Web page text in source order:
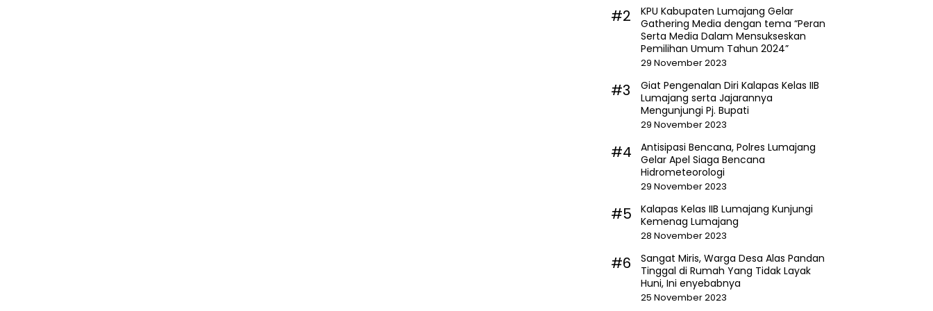
#2
KPU Kabupaten Lumajang Gelar
Gathering Media dengan tema “Peran
Serta Media Dalam Mensukseskan
Pemilihan Umum Tahun 2024”
29 November 2023
#3
Giat Pengenalan Diri Kalapas Kelas IIB
Lumajang serta Jajarannya
Mengunjungi Pj. Bupati
29 November 2023
#4
Antisipasi Bencana, Polres Lumajang
Gelar Apel Siaga Bencana
Hidrometeorologi
29 November 2023
#5
Kalapas Kelas IIB Lumajang Kunjungi
Kemenag Lumajang
28 November 2023
#6
Sangat Miris, Warga Desa Alas Pandan
Tinggal di Rumah Yang Tidak Layak
Huni, Ini enyebabnya
25 November 2023